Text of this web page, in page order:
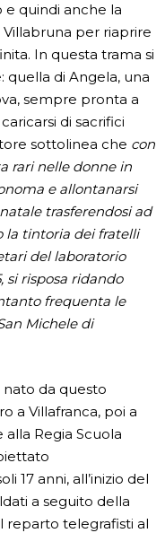
quindi anche la
Villabruna per riaprire
In questa trama si
di Angela, una
sempre pronta a
di sacrifici
sottolinea che con
rari nelle donne in
e allontanarsi
trasferendosi ad
la tintoria dei fratelli
del laboratorio
si risposa ridando
frequenta le
Michele di
da questo
a Villafranca, poi a
Regia Scuola
17 anni, all’inizio del
a seguito della
reparto telegrafisti al